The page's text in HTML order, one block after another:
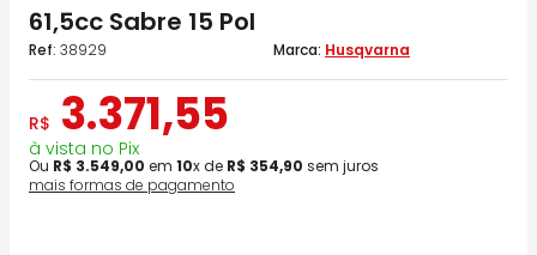
61,5cc Sabre 15 Pol
: 38929 Husqvarna
R$ 3.371,55
à vista no Pix
Ou R$ 3.549,00 em 10x de R$ 354,90 sem juros
mais formas de pagamento